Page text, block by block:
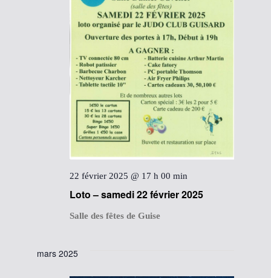
Loto – samedi 22 février 2025
22 février 2025 @ 17 h 00 min
Salle des fêtes de Guise
mars 2025